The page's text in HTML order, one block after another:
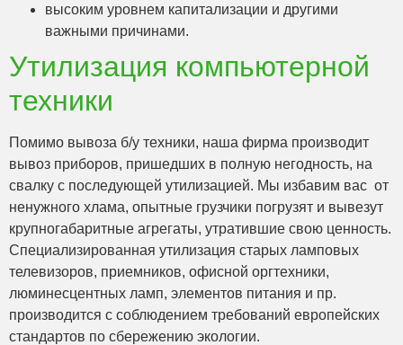
высоким уровнем капитализации и другими
важными причинами.
Утилизация компьютерной
техники
Помимо вывоза б/у техники, наша фирма производит
вывоз приборов, пришедших в полную негодность, на
свалку с последующей утилизацией. Мы избавим вас от
ненужного хлама, опытные грузчики погрузят и вывезут
крупногабаритные агрегаты, утратившие свою ценность.
Специализированная утилизация старых ламповых
телевизоров, приемников, офисной оргтехники,
люминесцентных ламп, элементов питания и пр.
производится с соблюдением требований европейских
стандартов по сбережению экологии.